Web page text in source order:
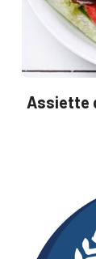
Assiette